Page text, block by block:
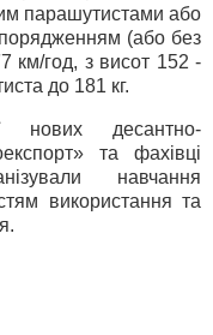
парашутистами або
(або без
км/год, з висот 152 -
до 181 кг.
нових десантно-
та фахівці
навчання
використання та